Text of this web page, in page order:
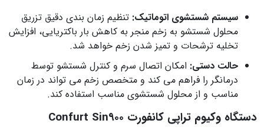
سیستم شستشوی اتوماتیک: تنظیم زمان بندی دقیق تزریق
محلول شستشو به زخم منجر به کاهش بار باکتریایی، افزایش
تخلیه ترشحات و تمیز شدن زخم خواهد شد.
حالت دستی: امکان اتصال سرم و کنترل شستشو توسط
درمانگر را فراهم می کند و متخصص زخم می تواند در زمان
مناسب و از محلول شستشوی مناسب استفاده کند.
دستگاه وکیوم تراپی کانفورت Confurt Sin۹۰۰